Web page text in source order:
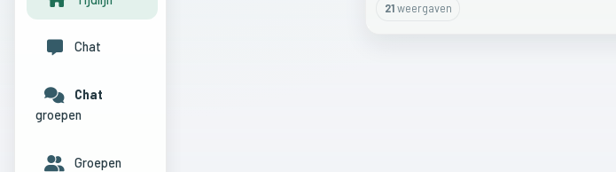
21weergaven
Chat
Chat
groepen
Groepen